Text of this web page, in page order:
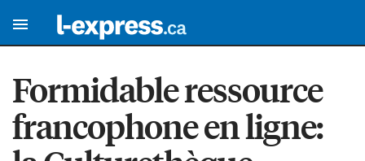
Formidable ressource
francophone en ligne: